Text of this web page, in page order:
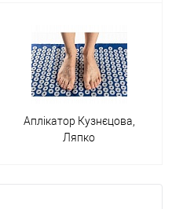
Аплікатор Кузнєцова,
Ляпко